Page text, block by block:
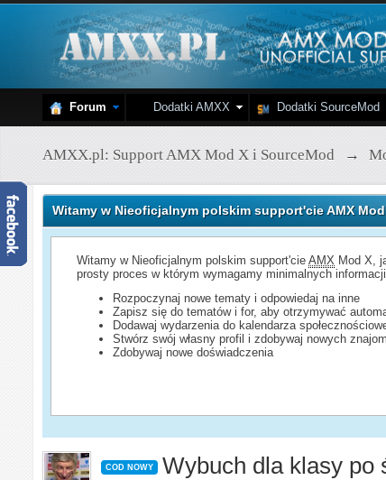
Forum Dodatki AMXX Dodatki SourceMod
AMXX.pl: Support AMX Mod X i SourceMod →
Witamy w Nieoficjalnym polskim support'cie AMX
Witamy w Nieoficjalnym polskim support'cieAMX Mod X,
prosty proces w którym wymagamy minimalnych informacji.
Rozpoczynaj nowe tematy i odpowiedaj na inne
Zapisz się do tematów i for, aby otrzymywać
Dodawaj wydarzenia do kalendarza
Stwórz swój własny profil i zdobywaj nowych
Zdobywaj nowe doświadczenia
COD NOWY Wybuch dla klasy po